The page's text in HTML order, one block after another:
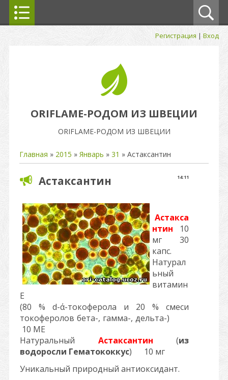
Регистрация |Вход
ORIFLAME-РОДОМ ИЗ ШВЕЦИИ
ORIFLAME-РОДОМ ИЗ ШВЕЦИИ
Главная » 2015 » Январь » 31 » Астаксантин
14:11
Астаксантин
Астакса
нтин 10
мг 30
капс.
Натурал
ьный
витамин
Е
(80 % d-ά-токоферола и 20 % смеси
токоферолов бета-, гамма-, дельта-)
10 МЕ
Натуральный Астаксантин (из
водоросли Гематококкус) 10 мг
Уникальный природный антиоксидант.